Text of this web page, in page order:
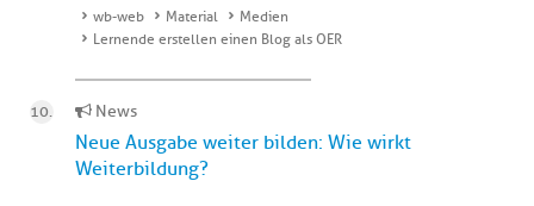
wb-web Material
Medien
Lernende erstellen einen Blog als OER
News
Neue Ausgabe weiter bilden: Wie wirkt
Weiterbildung?